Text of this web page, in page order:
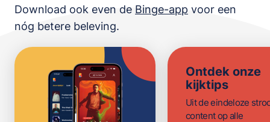
Download ook even de Binge-app voor een
nóg betere beleving.
Ontdek onze
kijktips
Uit de eindeloze
content op alle